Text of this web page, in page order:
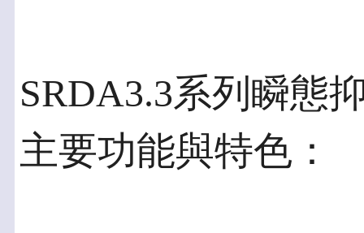
SRDA3.3系列瞬態
主要功能與特色：